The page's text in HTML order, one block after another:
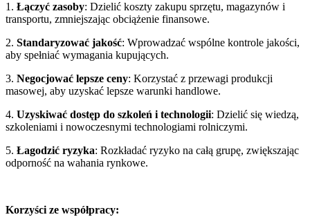
1. Łączyć zasoby: Dzielić koszty zakupu sprzętu, magazynów i
transportu, zmniejszając obciążenie finansowe.
2. Standaryzować jakość: Wprowadzać wspólne kontrole jakości,
aby spełniać wymagania kupujących.
3. Negocjować lepsze ceny: Korzystać z przewagi produkcji
masowej, aby uzyskać lepsze warunki handlowe.
4. Uzyskiwać dostęp do szkoleń i technologii: Dzielić się wiedzą,
szkoleniami i nowoczesnymi technologiami rolniczymi.
5. Łagodzić ryzyka: Rozkładać ryzyko na całą grupę, zwiększając
odporność na wahania rynkowe.
Korzyści ze współpracy: